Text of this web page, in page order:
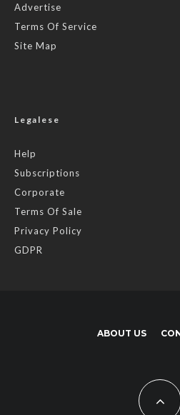
Advertise
Terms Of Service
Site Map
Legalese
Help
Subscriptions
Corporate
Terms Of Sale
Privacy Policy
GDPR
ABOUT US